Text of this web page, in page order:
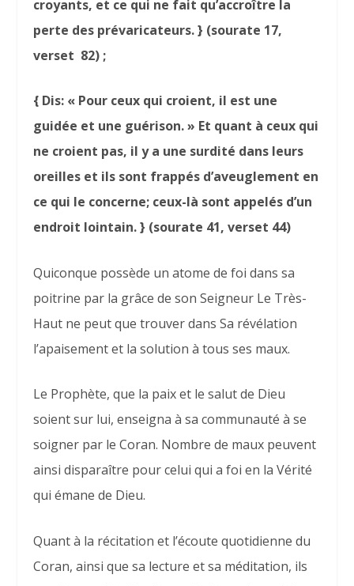
croyants, et ce qui ne fait qu’accroître la
perte des prévaricateurs. } (sourate 17,
verset 82) ;
{ Dis: « Pour ceux qui croient, il est une
guidée et une guérison. » Et quant à ceux qui
ne croient pas, il y a une surdité dans leurs
oreilles et ils sont frappés d’aveuglement en
ce qui le concerne; ceux-là sont appelés d’un
endroit lointain. } (sourate 41, verset 44)
Quiconque possède un atome de foi dans sa
poitrine par la grâce de son Seigneur Le Très-
Haut ne peut que trouver dans Sa révélation
l’apaisement et la solution à tous ses maux.
Le Prophète, que la paix et le salut de Dieu
soient sur lui, enseigna à sa communauté à se
soigner par le Coran. Nombre de maux peuvent
ainsi disparaître pour celui qui a foi en la Vérité
qui émane de Dieu.
Quant à la récitation et l’écoute quotidienne du
Coran, ainsi que sa lecture et sa méditation, ils